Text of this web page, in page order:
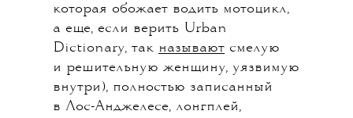
которая обожает водить мотоцикл,
а еще, если верить Urban
Dictionary, так называют смелую
и решительную женщину, уязвимую
внутри), полностью записанный
в Лос-Анджелесе, лонгплей,